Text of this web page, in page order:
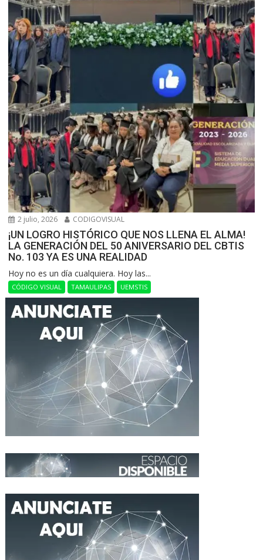
2 julio, 2026 CODIGOVISUAL
¡UN LOGRO HISTÓRICO QUE NOS LLENA EL ALMA!
LA GENERACIÓN DEL 50 ANIVERSARIO DEL CBTIS
No. 103 YA ES UNA REALIDAD
Hoy no es un día cualquiera. Hoy las...
CÓDIGO VISUAL TAMAULIPAS UEMSTIS